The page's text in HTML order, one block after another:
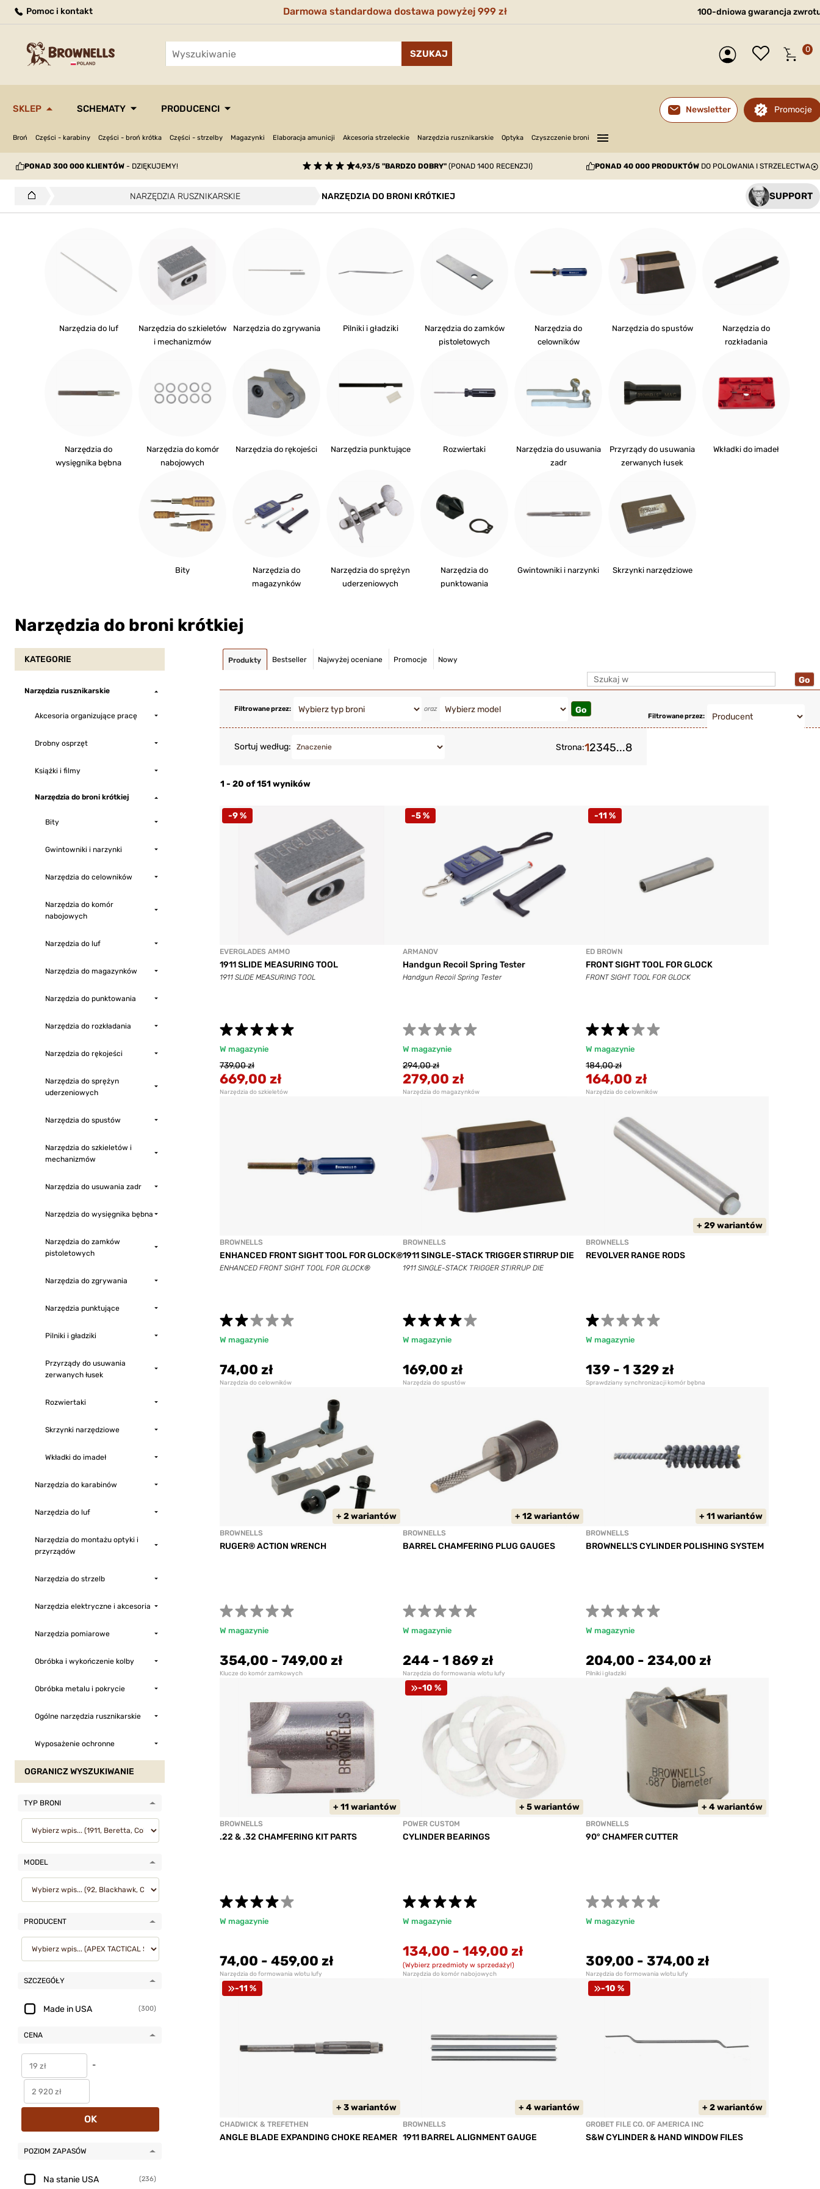
Pomoc i kontakt Darmowa standardowa dostawa powyżej 999 zł 100-dniowa gwarancja
0
SKLEP SCHEMATY PRODUCENCI Newsletter Promocje
Broń Części - karabiny Części - broń krótka Części - strzelby Magazynki Elaboracja amunicji Akcesoria strzeleckie Narzędzia rusznikarskie Optyka Czyszczenie broni —
—
—
PONAD 300 000 KLIENTÓW - DZIĘKUJEMY! 4,93/5 "BARDZO DOBRY"(PONAD 1400 RECENZJI) PONAD 40 000 PRODUKTÓW DO POLOWANIA I STRZELECTWA
NARZĘDZIA RUSZNIKARSKIE NARZĘDZIA DO BRONI KRÓTKIEJ SUPPORT
Narzędzia do luf
Narzędzia do szkieletów
i mechanizmów
Narzędzia do zgrywania Pilniki i gładziki
Narzędzia do zamków
pistoletowych
Narzędzia do
celowników
Narzędzia do spustów
Narzędzia do
rozkładania
Narzędzia do
wysięgnika bębna
Narzędzia do komór
nabojowych
Narzędzia do rękojeści Narzędzia punktujące Rozwiertaki
Narzędzia do usuwania
zadr
Przyrządy do usuwania
zerwanych łusek
Wkładki do imadeł
Bity
Narzędzia do
magazynków
Narzędzia do sprężyn
uderzeniowych
Narzędzia do
punktowania
Gwintowniki i narzynki Skrzynki narzędziowe
Narzędzia do broni krótkiej
Produkty Bestseller Najwyżej oceniane Promocje Nowy
Filtrowane przez:
oraz
Filtrowane przez:
Sortuj według: Strona:12345...8
1 - 20 of 151 wyników
-9 %
EVERGLADES AMMO
1911 SLIDE MEASURING TOOL
1911 SLIDE MEASURING TOOL
Narzędzia do szkieletów
W magazynie
739,00 zł
669,00 zł
-5 %
ARMANOV
Handgun Recoil Spring Tester
Handgun Recoil Spring Tester
Narzędzia do magazynków
W magazynie
294,00 zł
279,00 zł
-11 %
ED BROWN
FRONT SIGHT TOOL FOR GLOCK
FRONT SIGHT TOOL FOR GLOCK
Narzędzia do celowników
W magazynie
184,00 zł
164,00 zł
BROWNELLS
ENHANCED FRONT SIGHT TOOL FOR GLOCK®
ENHANCED FRONT SIGHT TOOL FOR GLOCK®
Narzędzia do celowników
W magazynie
74,00 zł
BROWNELLS
1911 SINGLE-STACK TRIGGER STIRRUP DIE
1911 SINGLE-STACK TRIGGER STIRRUP DIE
Narzędzia do spustów
W magazynie
169,00 zł
+ 29 wariantów
BROWNELLS
REVOLVER RANGE RODS
Sprawdziany synchronizacji komór bębna
W magazynie
139 -1 329 zł
+ 2 wariantów
BROWNELLS
RUGER® ACTION WRENCH
Klucze do komór zamkowych
W magazynie
354,00 - 749,00 zł
+ 12 wariantów
BROWNELLS
BARREL CHAMFERING PLUG GAUGES
Narzędzia do formowania wlotu lufy
W magazynie
244 -1 869 zł
+ 11 wariantów
BROWNELLS
BROWNELL'S CYLINDER POLISHING SYSTEM
Pilniki i gładziki
W magazynie
204,00 -234,00 zł
+ 11 wariantów
BROWNELLS
.22 & .32 CHAMFERING KIT PARTS
Narzędzia do formowania wlotu lufy
W magazynie
74,00 - 459,00 zł
-10 %
+ 5 wariantów
POWER CUSTOM
CYLINDER BEARINGS
Narzędzia do komór nabojowych
W magazynie
134,00 -149,00 zł
(Wybierz przedmioty w sprzedaży!)
+ 4 wariantów
BROWNELLS
90° CHAMFER CUTTER
Narzędzia do formowania wlotu lufy
W magazynie
309,00 -374,00 zł
-11 %
+ 3 wariantów
CHADWICK & TREFETHEN
ANGLE BLADE EXPANDING CHOKE REAMER
+ 4 wariantów
BROWNELLS
1911 BARREL ALIGNMENT GAUGE
-10 %
+ 2 wariantów
GROBET FILE CO. OF AMERICA INC
S&W CYLINDER & HAND WINDOW FILES
KATEGORIE
Narzędzia rusznikarskie
Akcesoria organizujące pracę
Drobny osprzęt
Książki i filmy
Narzędzia do broni krótkiej
Bity
Gwintowniki i narzynki
Narzędzia do celowników
Narzędzia do komór
nabojowych
Narzędzia do luf
Narzędzia do magazynków
Narzędzia do punktowania
Narzędzia do rozkładania
Narzędzia do rękojeści
Narzędzia do sprężyn
uderzeniowych
Narzędzia do spustów
Narzędzia do szkieletów i
mechanizmów
Narzędzia do usuwania zadr
Narzędzia do wysięgnika bębna
Narzędzia do zamków
pistoletowych
Narzędzia do zgrywania
Narzędzia punktujące
Pilniki i gładziki
Przyrządy do usuwania
zerwanych łusek
Rozwiertaki
Skrzynki narzędziowe
Wkładki do imadeł
Narzędzia do karabinów
Narzędzia do luf
Narzędzia do montażu optyki i
przyrządów
Narzędzia do strzelb
Narzędzia elektryczne i akcesoria
Narzędzia pomiarowe
Obróbka i wykończenie kolby
Obróbka metalu i pokrycie
Ogólne narzędzia rusznikarskie
Wyposażenie ochronne
OGRANICZ WYSZUKIWANIE
TYP BRONI
MODEL
PRODUCENT
SZCZEGÓŁY
Made in USA (300)
CENA
-
OK
POZIOM ZAPASÓW
Na stanie USA (236)